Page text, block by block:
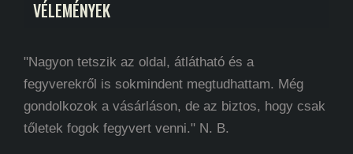
VÉLEMÉNYEK
"Nagyon tetszik az oldal, átlátható és a
fegyverekről is sokmindent megtudhattam. Még
gondolkozok a vásárláson, de az biztos, hogy csak
tőletek fogok fegyvert venni." N. B.